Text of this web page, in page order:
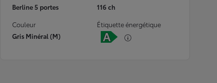
Berline 5 portes
116 ch
Couleur
Gris Minéral (M)
Étiquette énergétique